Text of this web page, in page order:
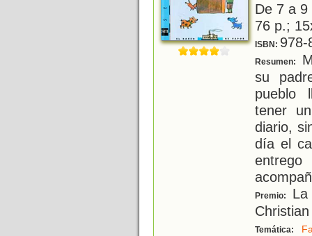
De 7 a
76 p.;
ISBN: 978-
Resumen:
su
pueblo
tener
diario,
día el
Premio:
La
Temática: